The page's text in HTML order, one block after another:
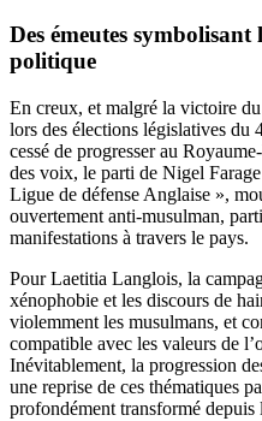
Des émeutes
politique
En creux, et malgré la victoire
lors des élections législatives du
cessé de progresser au
des voix, le parti de Nigel
Ligue de défense Anglaise »,
ouvertement anti-musulman,
manifestations à travers le pays.
Pour Laetitia Langlois, la
xénophobie et les discours de
violemment les musulmans, et
compatible avec les valeurs de
Inévitablement, la progression
une reprise de ces thématiques
profondément transformé depuis